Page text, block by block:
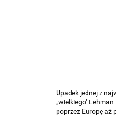
Upadek jednej z
„wielkiego"
poprzez Europę aż